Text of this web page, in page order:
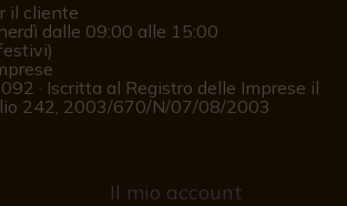
il cliente
dalle 09:00 alle 15:00
· Iscritta al Registro delle Imprese il
242, 2003/670/N/07/08/2003
Il mio account